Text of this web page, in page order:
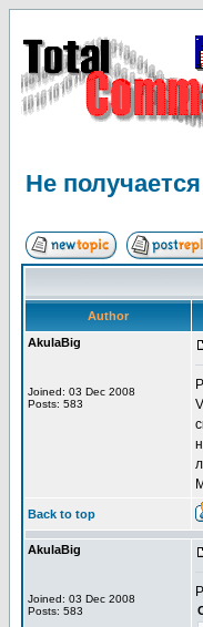
Не
Author
AkulaBig
Joined: 03 Dec 2008
Posts: 583
Back to top
AkulaBig
Joined: 03 Dec 2008
Posts: 583